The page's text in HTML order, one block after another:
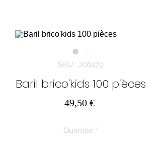
SKU : J06479
Baril brico'kids 100 pièces
49,50 €Prix
Quantité *